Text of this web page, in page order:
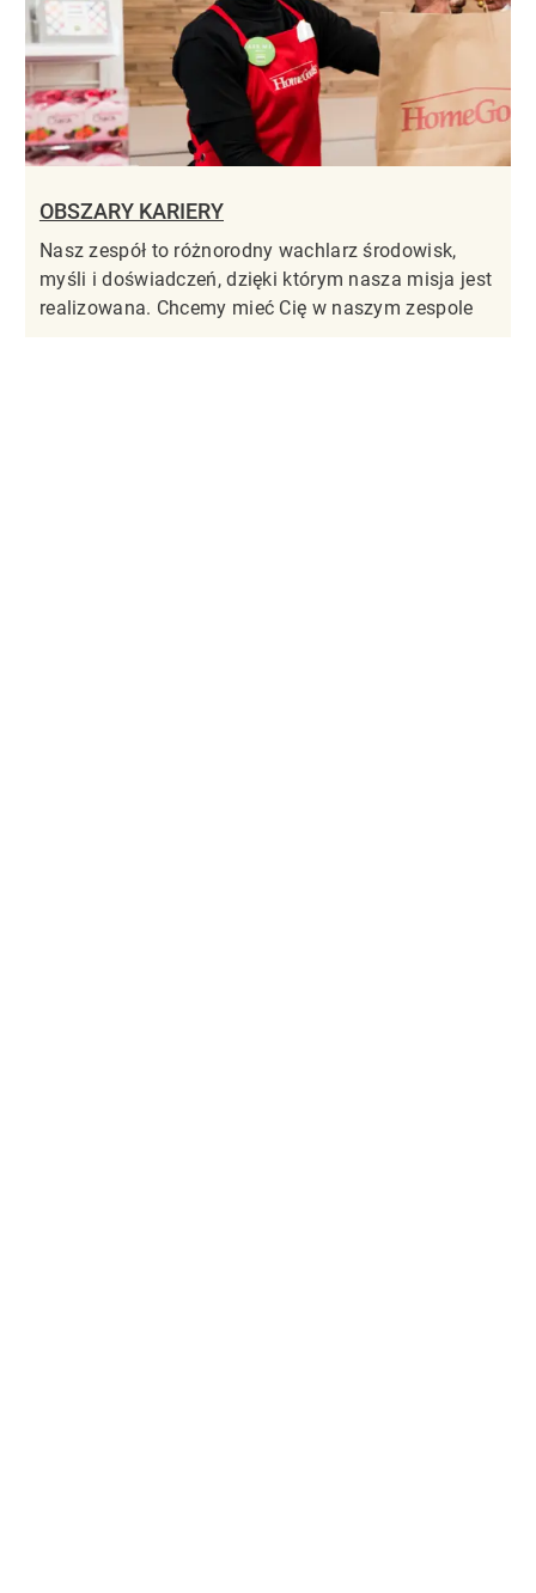
OBSZARY KARIERY
Nasz zespół to różnorodny wachlarz środowisk,
myśli i doświadczeń, dzięki którym nasza misja jest
realizowana. Chcemy mieć Cię w naszym zespole